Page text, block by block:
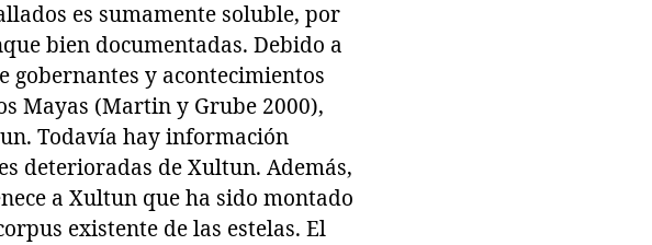
es sumamente soluble, por
bien documentadas. Debido a
y acontecimientos
Mayas (Martin y Grube 2000),
Todavía hay información
deterioradas de Xultun. Además,
a Xultun que ha sido montado
existente de las estelas. El